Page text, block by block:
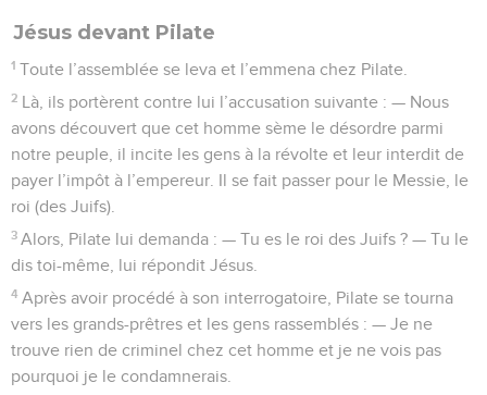
Jésus devant Pilate
1 Toute l’assemblée se leva et l’emmena chez Pilate.
2 Là, ils portèrent contre lui l’accusation suivante : — Nous
avons découvert que cet homme sème le désordre parmi
notre peuple, il incite les gens à la révolte et leur interdit de
payer l’impôt à l’empereur. Il se fait passer pour le Messie, le
roi (des Juifs).
3 Alors, Pilate lui demanda : — Tu es le roi des Juifs ? — Tu le
dis toi-même, lui répondit Jésus.
4 Après avoir procédé à son interrogatoire, Pilate se tourna
vers les grands-prêtres et les gens rassemblés : — Je ne
trouve rien de criminel chez cet homme et je ne vois pas
pourquoi je le condamnerais.